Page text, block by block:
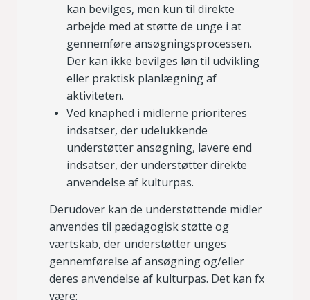
kan bevilges, men kun til direkte
arbejde med at støtte de unge i at
gennemføre ansøgningsprocessen.
Der kan ikke bevilges løn til udvikling
eller praktisk planlægning af
aktiviteten.
Ved knaphed i midlerne prioriteres
indsatser, der udelukkende
understøtter ansøgning, lavere end
indsatser, der understøtter direkte
anvendelse af kulturpas.
Derudover kan de understøttende midler
anvendes til pædagogisk støtte og
værtskab, der understøtter unges
gennemførelse af ansøgning og/eller
deres anvendelse af kulturpas. Det kan fx
være: